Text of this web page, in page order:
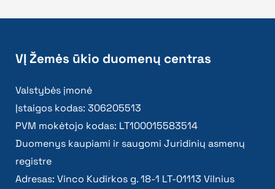
VĮ Žemės ūkio duomenų centras
Valstybės įmonė
Įstaigos kodas: 306205513
PVM mokėtojo kodas: LT100015583514
Duomenys kaupiami ir saugomi Juridinių asmenų
registre
Adresas: Vinco Kudirkos g. 18-1 LT-01113 Vilnius